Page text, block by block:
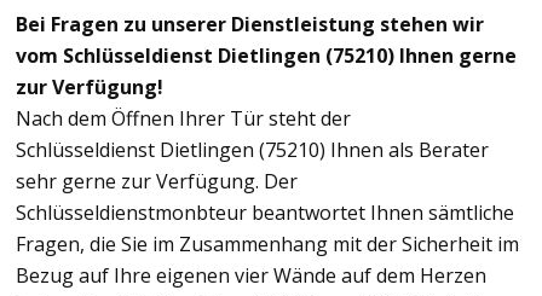
Bei Fragen zu unserer Dienstleistung stehen wir
vom Schlüsseldienst Dietlingen (75210) Ihnen gerne
zur Verfügung!
Nach dem Öffnen Ihrer Tür steht der
Schlüsseldienst Dietlingen (75210) Ihnen als Berater
sehr gerne zur Verfügung. Der
Schlüsseldienstmonbteur beantwortet Ihnen sämtliche
Fragen, die Sie im Zusammenhang mit der Sicherheit im
Bezug auf Ihre eigenen vier Wände auf dem Herzen